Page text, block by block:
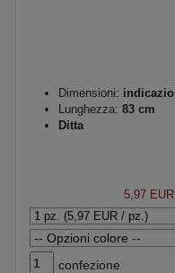
Dimensioni:
Lunghezza: 83 cm
Ditta
5,97 EUR
confezione